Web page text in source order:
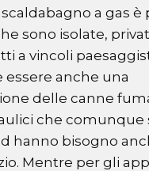
a gas è
sono isolate,
a vincoli
essere anche una
delle canne
che comunque
hanno bisogno
Mentre per gli